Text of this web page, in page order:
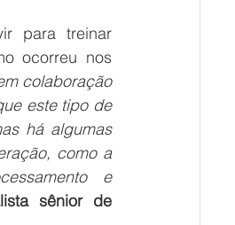
para treinar
ocorreu nos
colaboração
este tipo de
há algumas
como a
e
sênior de